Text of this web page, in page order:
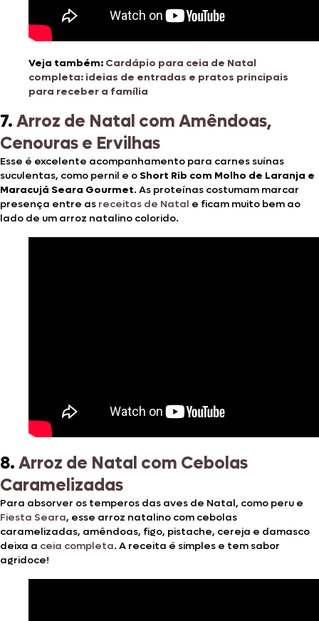
Veja também: Cardápio para ceia de Natal
completa: ideias de entradas e pratos principais
para receber a família
7.Arroz de Natal com Amêndoas,
Cenouras e Ervilhas
Esse é excelente acompanhamento para carnes suínas
suculentas, como pernil e oShort Rib com Molho de Laranja e
Maracujá Seara Gourmet. As proteínas costumam marcar
presença entre as receitas de Natal e ficam muito bem ao
lado de um arroz natalino colorido.
8.Arroz de Natal com Cebolas
Caramelizadas
Para absorver os temperos das aves de Natal, como peru e
Fiesta Seara, esse arroz natalino com cebolas
caramelizadas, amêndoas, figo, pistache, cereja e damasco
deixa a ceia completa. A receita é simples e tem sabor
agridoce!